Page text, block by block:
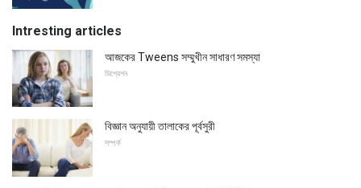
Intresting articles
আজকের Tweens সম্মুখীন সাধারণ সমস্যা
ডিপ্রেশন
বিজ্ঞান অনুযায়ী তালাকের পূর্বসুরী
সম্পর্ক